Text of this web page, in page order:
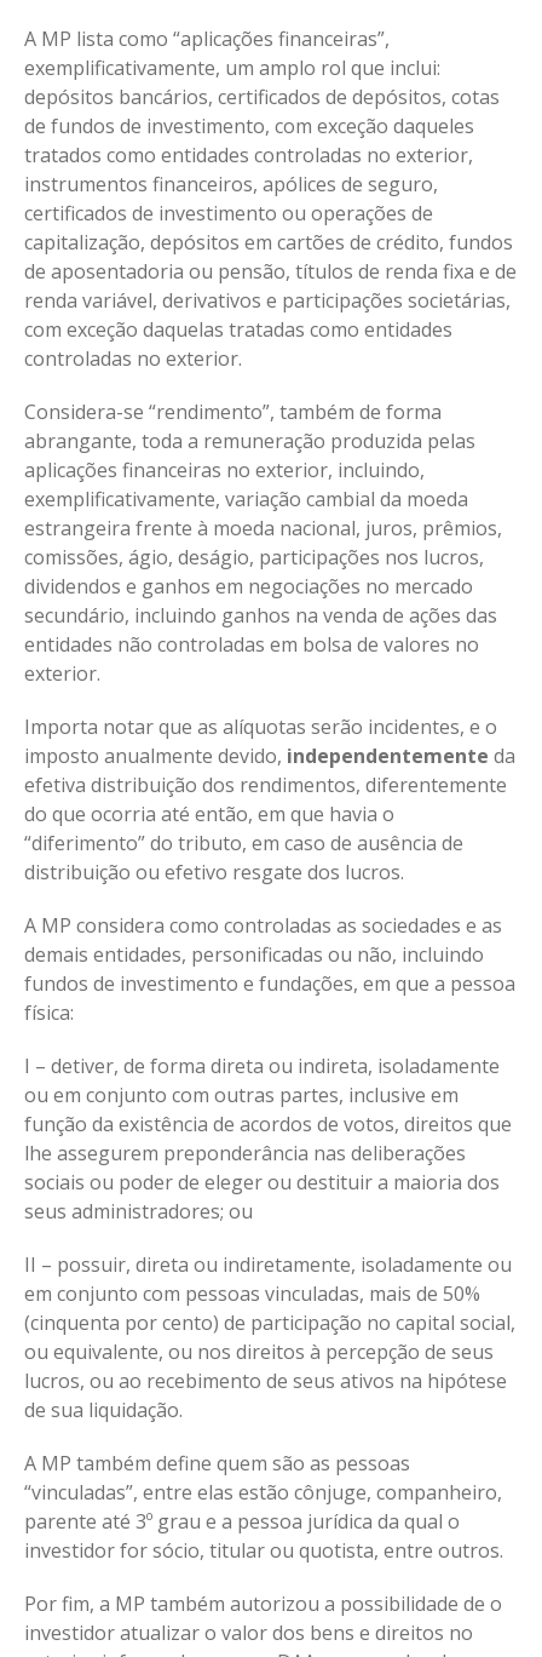
A MP lista como “aplicações financeiras”,
exemplificativamente, um amplo rol que inclui:
depósitos bancários, certificados de depósitos, cotas
de fundos de investimento, com exceção daqueles
tratados como entidades controladas no exterior,
instrumentos financeiros, apólices de seguro,
certificados de investimento ou operações de
capitalização, depósitos em cartões de crédito, fundos
de aposentadoria ou pensão, títulos de renda fixa e de
renda variável, derivativos e participações societárias,
com exceção daquelas tratadas como entidades
controladas no exterior.
Considera-se “rendimento”, também de forma
abrangante, toda a remuneração produzida pelas
aplicações financeiras no exterior, incluindo,
exemplificativamente, variação cambial da moeda
estrangeira frente à moeda nacional, juros, prêmios,
comissões, ágio, deságio, participações nos lucros,
dividendos e ganhos em negociações no mercado
secundário, incluindo ganhos na venda de ações das
entidades não controladas em bolsa de valores no
exterior.
Importa notar que as alíquotas serão incidentes, e o
imposto anualmente devido, independentemente da
efetiva distribuição dos rendimentos, diferentemente
do que ocorria até então, em que havia o
“diferimento” do tributo, em caso de ausência de
distribuição ou efetivo resgate dos lucros.
A MP considera como controladas as sociedades e as
demais entidades, personificadas ou não, incluindo
fundos de investimento e fundações, em que a pessoa
física:
I – detiver, de forma direta ou indireta, isoladamente
ou em conjunto com outras partes, inclusive em
função da existência de acordos de votos, direitos que
lhe assegurem preponderância nas deliberações
sociais ou poder de eleger ou destituir a maioria dos
seus administradores; ou
II – possuir, direta ou indiretamente, isoladamente ou
em conjunto com pessoas vinculadas, mais de 50%
(cinquenta por cento) de participação no capital social,
ou equivalente, ou nos direitos à percepção de seus
lucros, ou ao recebimento de seus ativos na hipótese
de sua liquidação.
A MP também define quem são as pessoas
“vinculadas”, entre elas estão cônjuge, companheiro,
parente até 3º grau e a pessoa jurídica da qual o
investidor for sócio, titular ou quotista, entre outros.
Por fim, a MP também autorizou a possibilidade de o
investidor atualizar o valor dos bens e direitos no